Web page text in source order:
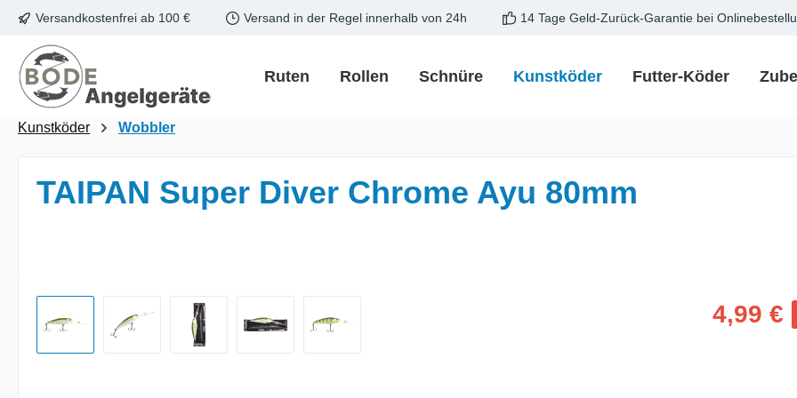
Hauptinhalt springen
Zur Suche springen
Zur Hauptnavigation springen
Versandkostenfrei ab 100 € Versand in der Regel innerhalb von 24h 14 Tage Geld-Zurück-Garantie bei
Ruten Rollen Schnüre Kunstköder Futter-Köder
Kunstköder Wobbler
TAIPAN Super Diver Chrome Ayu 80mm
Bildergalerie überspringen 4,99 €